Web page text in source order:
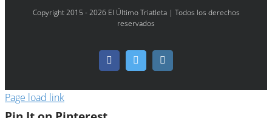
Copyright 2015 - 2026 El Último Triatleta | Todos los derechos
reservados
FacebookTwitter
Page load link